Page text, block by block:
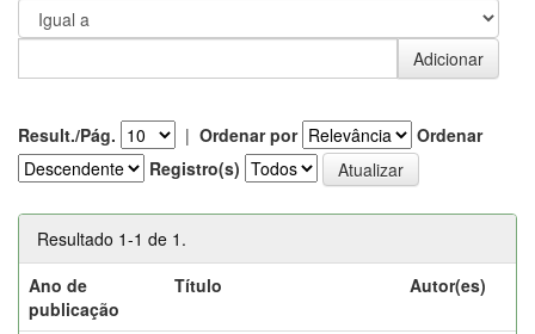
Result./Pág. | Ordenar por
Ordenar
Registro(s)
Resultado 1-1 de 1.
Ano de
publicação
Título Autor(es)